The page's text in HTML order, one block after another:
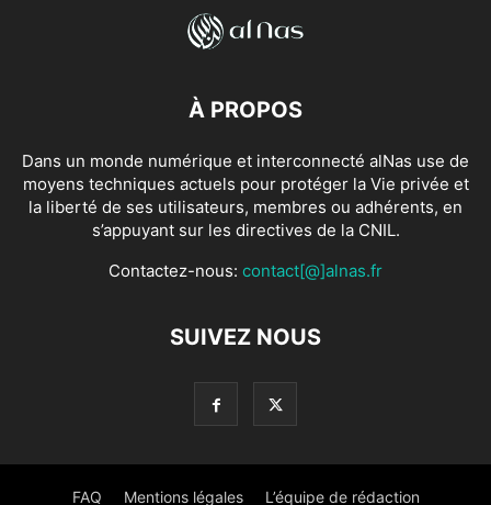
À PROPOS
Dans un monde numérique et interconnecté alNas use de
moyens techniques actuels pour protéger la Vie privée et
la liberté de ses utilisateurs, membres ou adhérents, en
s’appuyant sur les directives de la CNIL.
Contactez-nous: contact[@]alnas.fr
SUIVEZ NOUS
FAQ Mentions légales L’équipe de rédaction